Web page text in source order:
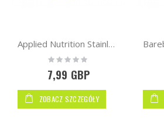
Applied Nutrition Stainless Steel Flask 500ml
Rating:
0%
7,99 GBP
ZOBACZ SZCZEGÓŁY